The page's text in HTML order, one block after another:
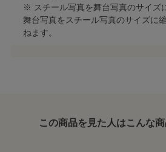
※ スチール写真を舞台写真のサイズ
舞台写真をスチール写真のサイズに
ねます。
この商品を見た人はこんな